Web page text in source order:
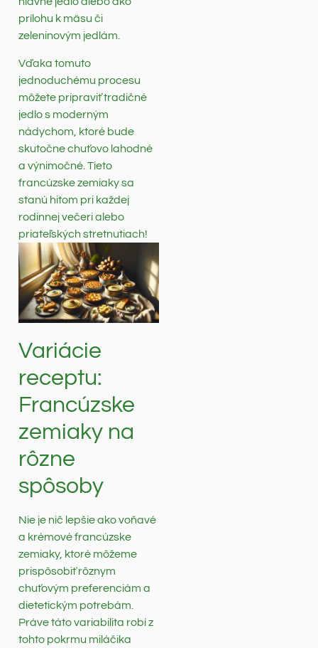
prílohu k mäsu či
zeleninovým jedlám.
Vďaka tomuto
jednoduchému procesu
môžete pripraviť tradičné
jedlo s moderným
nádychom, ktoré bude
skutočne chuťovo lahodné
a výnimočné. Tieto
francúzske zemiaky sa
stanú hitom pri každej
rodinnej večeri alebo
priateľských stretnutiach!
Variácie
receptu:
Francúzske
zemiaky na
rôzne
spôsoby
Nie je nič lepšie ako voňavé
a krémové francúzske
zemiaky, ktoré môžeme
prispôsobiť rôznym
chuťovým preferenciám a
dietetickým potrebám.
Práve táto variabilita robí z
tohto pokrmu miláčika